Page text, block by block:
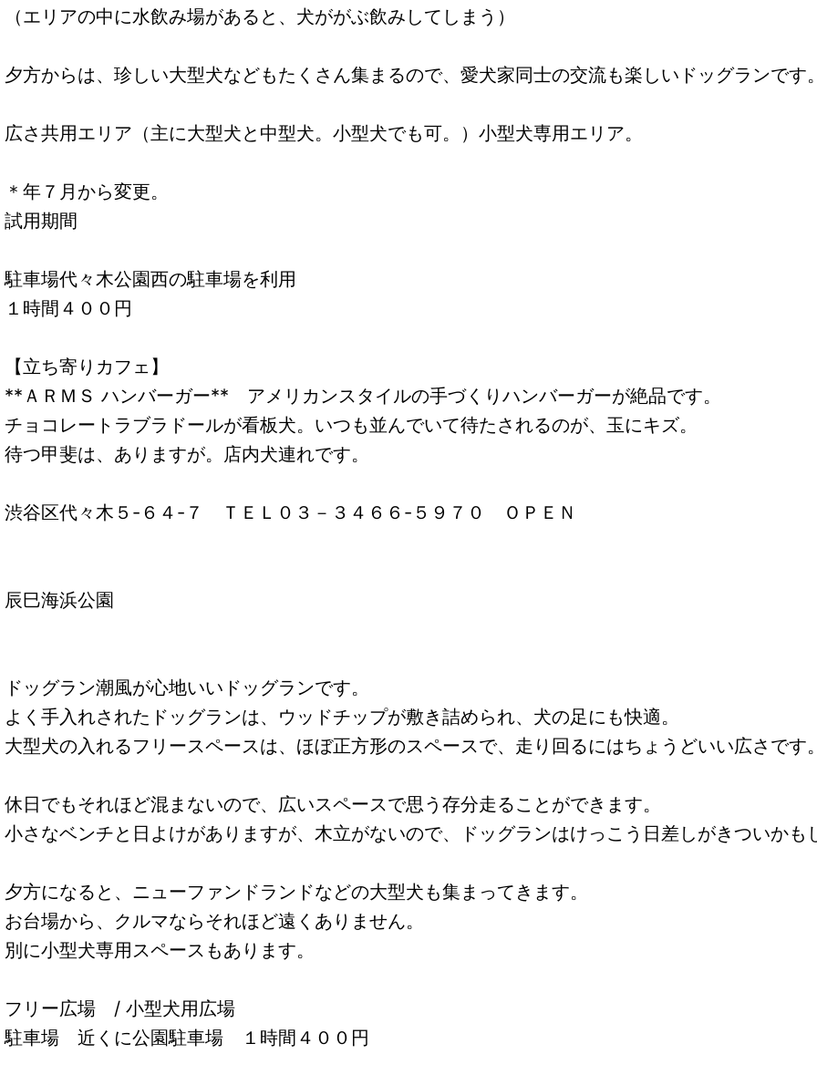
（エリアの中に水飲み場があると、犬ががぶ飲みしてしまう）
夕方からは、珍しい大型犬などもたくさん集まるので、愛犬家同士の交流も楽しいドッグランです。
広さ共用エリア（主に大型犬と中型犬。小型犬でも可。）小型犬専用エリア。
＊年７月から変更。
試用期間
駐車場代々木公園西の駐車場を利用
１時間４００円
【立ち寄りカフェ】
**ＡＲＭＳ ハンバーガー** アメリカンスタイルの手づくりハンバーガーが絶品です。
チョコレートラブラドールが看板犬。いつも並んでいて待たされるのが、玉にキズ。
待つ甲斐は、ありますが。店内犬連れです。
渋谷区代々木５-６４-７ ＴＥＬ０３－３４６６-５９７０ ＯＰＥＮ
辰巳海浜公園
ドッグラン潮風が心地いいドッグランです。
よく手入れされたドッグランは、ウッドチップが敷き詰められ、犬の足にも快適。
大型犬の入れるフリースペースは、ほぼ正方形のスペースで、走り回るにはちょうどいい広さです。
休日でもそれほど混まないので、広いスペースで思う存分走ることができます。
小さなベンチと日よけがありますが、木立がないので、ドッグランはけっこう日差しがきついかも
夕方になると、ニューファンドランドなどの大型犬も集まってきます。
お台場から、クルマならそれほど遠くありません。
別に小型犬専用スペースもあります。
フリー広場 / 小型犬用広場
駐車場 近くに公園駐車場 １時間４００円